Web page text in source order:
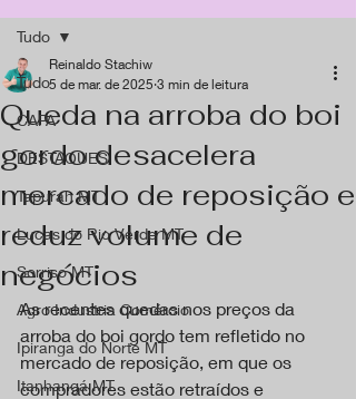
Tudo
CAPA
DESTAQUES
Tapurah MT
Lucas do Rio Verde MT
Sorriso MT
Agro Industria Comércio
Ipiranga do Norte MT
Itanhangá MT
Tudo
Queda na arroba do boi
gordo desacelera
mercado de reposição e
reduz volume de
negócios
Reinaldo Stachiw
5 de mar. de 2025 3 min de leitura
As recentes quedas nos preços da
arroba do boi gordo tem refletido no
mercado de reposição, em que os
compradores estão retraídos e